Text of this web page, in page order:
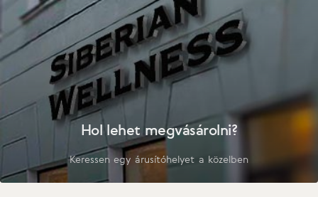
Hol lehet megvásárolni?
Keressen egy árusítóhelyet a közelben